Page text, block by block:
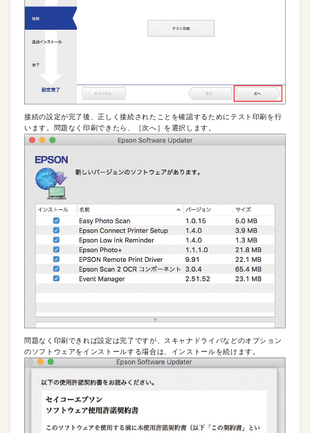
接続の設定が完了後、正しく接続されたことを確認するためにテスト印刷を行
います。問題なく印刷できたら、［次へ］を選択します。
問題なく印刷できれば設定は完了ですが、スキャナドライバなどのオプション
のソフトウェアをインストールする場合は、インストールを続けます。